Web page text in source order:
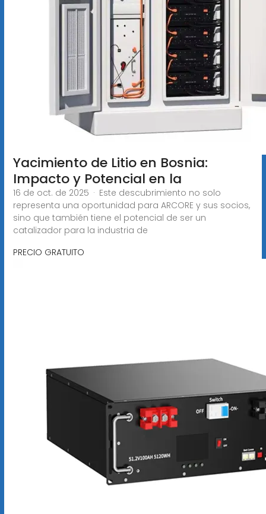
Yacimiento de Litio en Bosnia:
Impacto y Potencial en la
16 de oct. de 2025 · Este descubrimiento no solo
representa una oportunidad para ARCORE y sus socios,
sino que también tiene el potencial de ser un
catalizador para la industria de
PRECIO GRATUITO